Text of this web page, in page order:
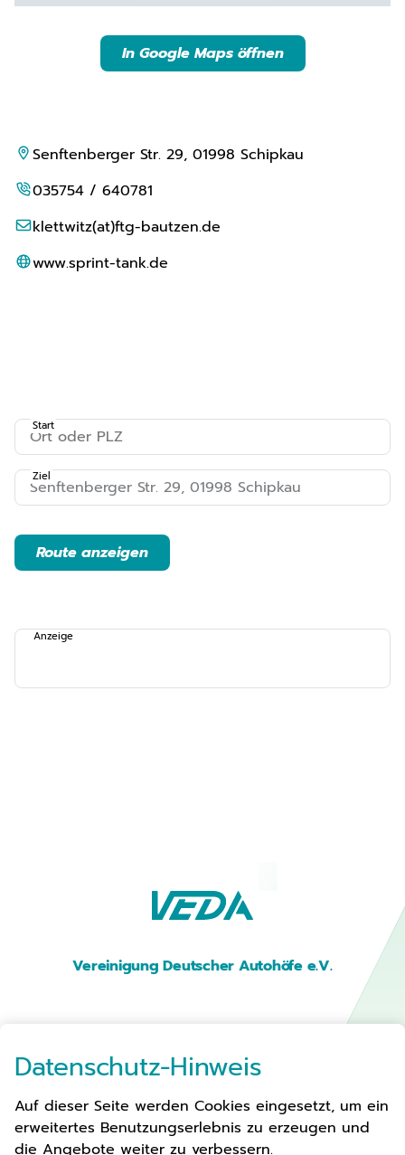
Datenschutz-Hinweis
Auf dieser Seite werden Cookies eingesetzt, um ein
erweitertes Benutzungserlebnis zu erzeugen und
die Angebote weiter zu verbessern.
In Google Maps öffnen
Senftenberger Str. 29, 01998 Schipkau
035754 / 640781
klettwitz(at)ftg-bautzen.de
www.sprint-tank.de
Start
Ziel
Route anzeigen
Anzeige
Vereinigung Deutscher Autohöfe e.V.
Premium Parken
Autohöfe
Verbandsarbeit